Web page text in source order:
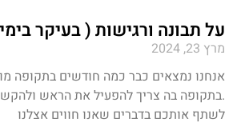
על תבונה ורגישות ( בעיקר
מרץ 23, 2024
אנחנו נמצאים כבר כמה חודשים בתקופה
.בתקופה בה צריך להפעיל את הראש
לשתף אותכם בדברים שאנו חווים אצלנו